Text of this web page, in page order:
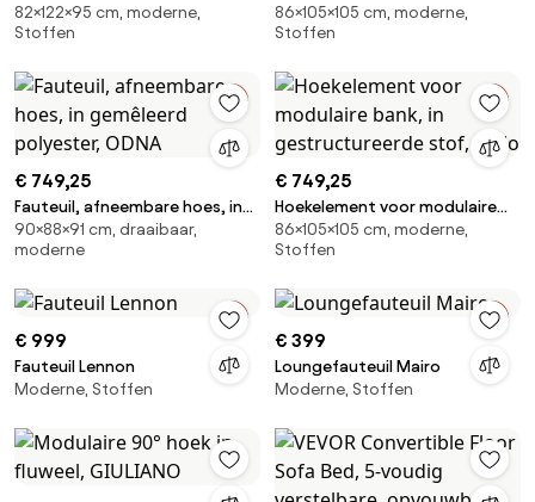
fluweel, Neo Chiquito
82×122×95 cm, moderne,
Stoffen
bank, in structuurfluweel, Malo
86×105×105 cm, moderne,
Stoffen
€ 749,25
Fauteuil, afneembare hoes, in
gemêleerd polyester, ODNA
90×88×91 cm, draaibaar,
moderne
€ 749,25
Hoekelement voor modulaire
bank, in gestructureerde stof,
Malo
86×105×105 cm, moderne,
Stoffen
€ 999
Fauteuil Lennon
Moderne, Stoffen
€ 399
Loungefauteuil Mairo
Moderne, Stoffen